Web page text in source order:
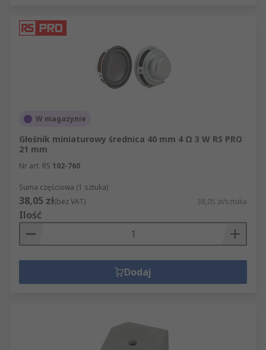
W magazynie
Głośnik miniaturowy średnica 40 mm 4 Ω 3 W RS PRO
21 mm
Nr art. RS 102-760
Suma częściowa (1 sztuka)
38,05 zł(bez VAT) 38,05 zł/sztuka
Ilość
Dodaj